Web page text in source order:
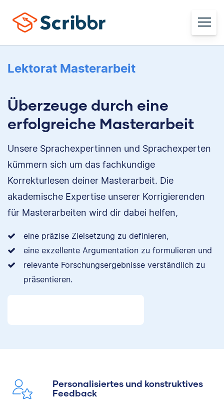
Lektorat Masterarbeit
Überzeuge durch eine
erfolgreiche Masterarbeit
Unsere Sprachexpertinnen und Sprachexperten
kümmern sich um das fachkundige
Korrekturlesen deiner Masterarbeit. Die
akademische Expertise unserer Korrigierenden
für Masterarbeiten wird dir dabei helfen,
eine präzise Zielsetzung zu definieren,
eine exzellente Argumentation zu formulieren und
relevante Forschungsergebnisse verständlich zu
präsentieren.
Personalisiertes und konstruktives
Feedback